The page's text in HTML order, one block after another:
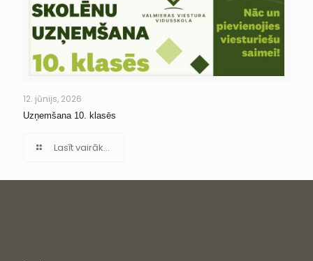
12. jūnijs, 2026
Uzņemšana 10. klasēs
Lasīt vairāk...